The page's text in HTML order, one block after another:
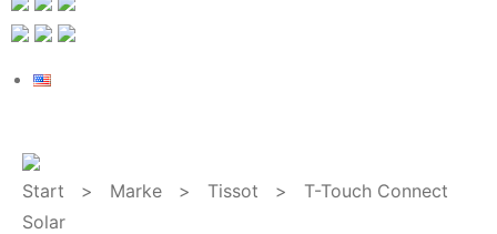
Start > Marke > Tissot > T-Touch Connect
Solar